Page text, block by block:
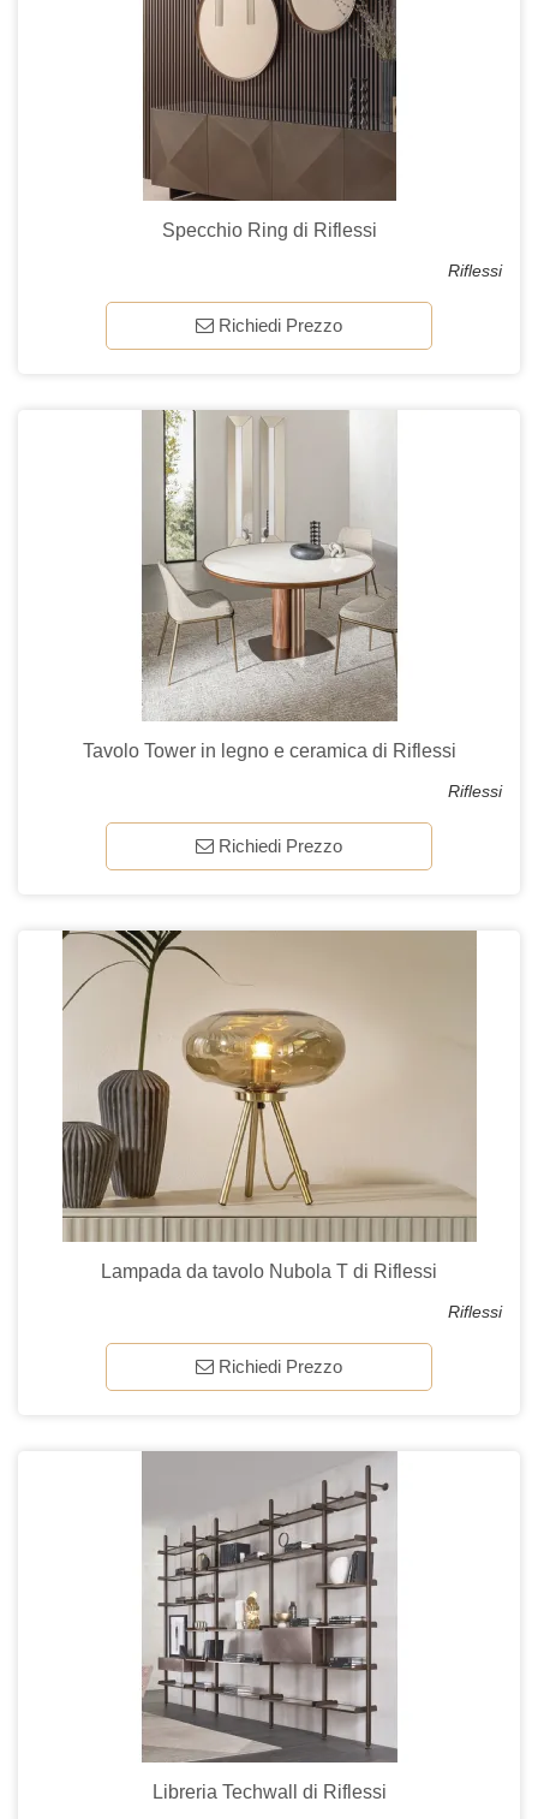
Specchio Ring di Riflessi
Riflessi
Richiedi Prezzo
Tavolo Tower in legno e ceramica di Riflessi
Riflessi
Richiedi Prezzo
Lampada da tavolo Nubola T di Riflessi
Riflessi
Richiedi Prezzo
Libreria Techwall di Riflessi